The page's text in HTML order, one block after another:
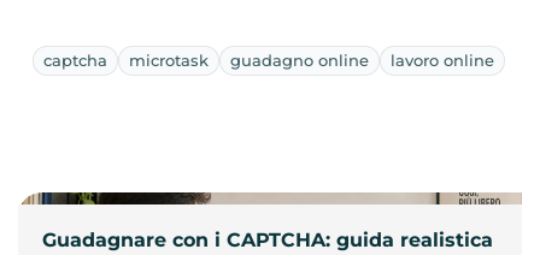
captcha microtask guadagno online lavoro online
Guadagnare con i CAPTCHA: guida realistica